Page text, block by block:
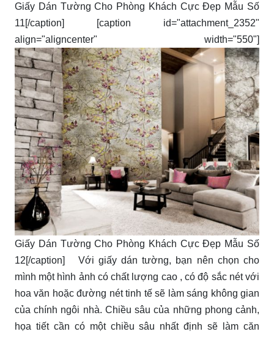
Giấy Dán Tường Cho Phòng Khách Cực Đẹp Mẫu Số
11[/caption] [caption id="attachment_2352"
align="aligncenter" width="550"]
Giấy Dán Tường Cho Phòng Khách Cực Đẹp Mẫu Số
12[/caption] Với giấy dán tường, bạn nên chọn cho
mình một hình ảnh có chất lượng cao , có độ sắc nét với
hoa văn hoặc đường nét tinh tế sẽ làm sáng không gian
của chính ngôi nhà. Chiều sâu của những phong cảnh,
họa tiết cần có một chiều sâu nhất định sẽ làm căn